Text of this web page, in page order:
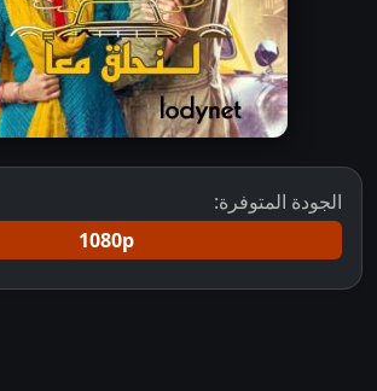
الجودة المتوفرة:
1080p